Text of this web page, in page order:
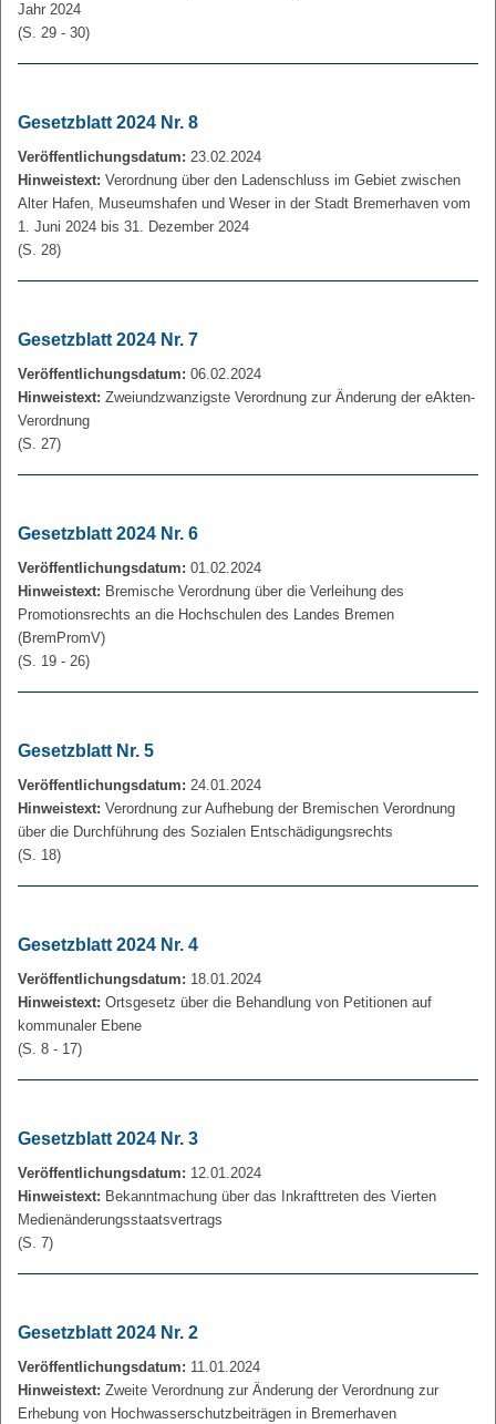
Jahr 2024
(S. 29 - 30)
Gesetzblatt 2024 Nr. 8
Veröffentlichungsdatum: 23.02.2024
Hinweistext: Verordnung über den Ladenschluss im Gebiet zwischen
Alter Hafen, Museumshafen und Weser in der Stadt Bremerhaven vom
1. Juni 2024 bis 31. Dezember 2024
(S. 28)
Gesetzblatt 2024 Nr. 7
Veröffentlichungsdatum: 06.02.2024
Hinweistext: Zweiundzwanzigste Verordnung zur Änderung der eAkten-
Verordnung
(S. 27)
Gesetzblatt 2024 Nr. 6
Veröffentlichungsdatum: 01.02.2024
Hinweistext: Bremische Verordnung über die Verleihung des
Promotionsrechts an die Hochschulen des Landes Bremen
(BremPromV)
(S. 19 - 26)
Gesetzblatt Nr. 5
Veröffentlichungsdatum: 24.01.2024
Hinweistext: Verordnung zur Aufhebung der Bremischen Verordnung
über die Durchführung des Sozialen Entschädigungsrechts
(S. 18)
Gesetzblatt 2024 Nr. 4
Veröffentlichungsdatum: 18.01.2024
Hinweistext: Ortsgesetz über die Behandlung von Petitionen auf
kommunaler Ebene
(S. 8 - 17)
Gesetzblatt 2024 Nr. 3
Veröffentlichungsdatum: 12.01.2024
Hinweistext: Bekanntmachung über das Inkrafttreten des Vierten
Medienänderungsstaatsvertrags
(S. 7)
Gesetzblatt 2024 Nr. 2
Veröffentlichungsdatum: 11.01.2024
Hinweistext: Zweite Verordnung zur Änderung der Verordnung zur
Erhebung von Hochwasserschutzbeiträgen in Bremerhaven